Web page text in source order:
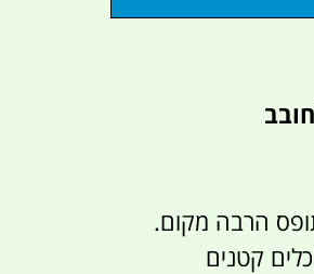
תופס הרבה מקום.
קטנים